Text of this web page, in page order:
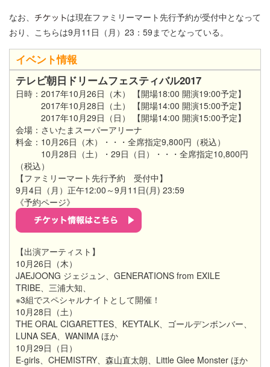
なお、
は現在ファミリーマート先行予約が受付中となって
おり、こちらは9月11日（月）23：59までとなっている。
イベント情報
テレビ朝日ドリームフェスティバル2017
日時：2017年10月26日（木） 【開場18:00 開演19:00予定】
2017年10月28日（土） 【開場14:00 開演15:00予定】
2017年10月29日（日） 【開場14:00 開演15:00予定】
会場：さいたまスーパーアリーナ
料金：10月26日（木）・・・全席指定9,800円（税込）
10月28日（土）・29日（日）・・・全席指定10,800円
（税込）
【ファミリーマート先行予約 受付中】
9月4日（月）正午12:00～9月11日(月) 23:59
《予約ページ》
【出演アーティスト】
10月26日（木）
JAEJOONG ジェジュン、GENERATIONS from EXILE
TRIBE、三浦大知、
※3組でスペシャルナイトとして開催！
10月28日（土）
THE ORAL CIGARETTES、KEYTALK、ゴールデンボンバー、
LUNA SEA、WANIMA ほか
10月29日（日）
E-girls、CHEMISTRY、森山直太朗、Little Glee Monster ほか